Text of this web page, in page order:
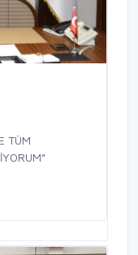
TÜM